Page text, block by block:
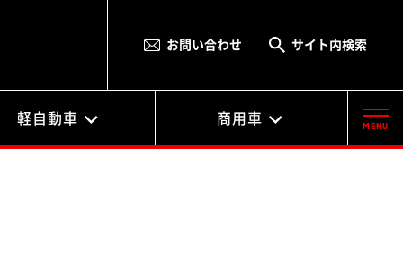
お問い合わせ サイト内検索
軽自動車 商用車